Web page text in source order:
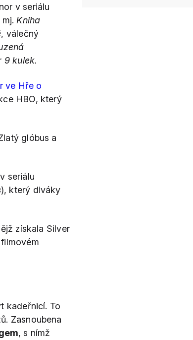
v seriálu
Kniha
, válečný
9 kulek.
ve Hře o
HBO, který
glóbus a
seriálu
), který diváky
získala Silver
kadeřnicí. To
Zasnoubena
, s nímž